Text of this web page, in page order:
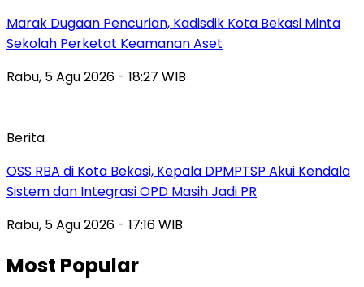
‎Marak Dugaan Pencurian, Kadisdik Kota Bekasi Minta
Sekolah Perketat Keamanan Aset
Rabu, 5 Agu 2026 - 18:27 WIB
Berita
‎OSS RBA di Kota Bekasi, Kepala DPMPTSP Akui Kendala
Sistem dan Integrasi OPD Masih Jadi PR
Rabu, 5 Agu 2026 - 17:16 WIB
Most Popular